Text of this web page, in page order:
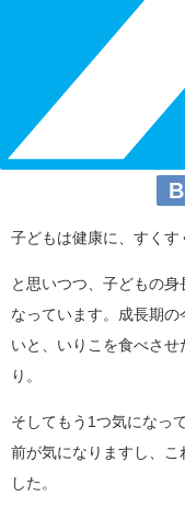
子どもは健康に、すく
と思いつつ、子どもの
なっています。成長期
いと、いりこを食べさ
り。
そしてもう1つ気になっ
前が気になりますし、こ
した。